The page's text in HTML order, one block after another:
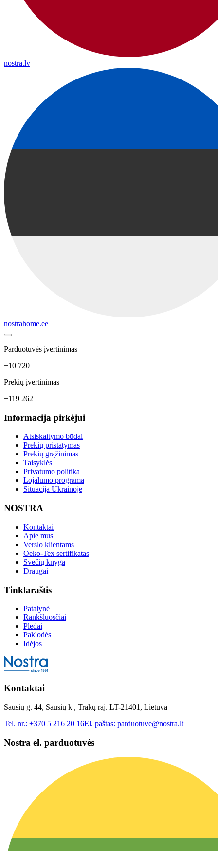
nostra.lv
nostrahome.ee
Parduotuvės įvertinimas
+10 720
Prekių įvertinimas
+119 262
Informacija pirkėjui
Atsiskaitymo būdai
Prekių pristatymas
Prekių grąžinimas
Taisyklės
Privatumo politika
Lojalumo programa
Situacija Ukrainoje
NOSTRA
Kontaktai
Apie mus
Verslo klientams
Oeko-Tex sertifikatas
Svečių knyga
Draugai
Tinklaraštis
Patalynė
Rankšluosčiai
Pledai
Paklodės
Idėjos
Kontaktai
Sausių g. 44, Sausių k., Trakų raj. LT-21401, Lietuva
Tel. nr.: +370 5 216 20 16El. paštas: parduotuve@nostra.lt
Nostra el. parduotuvės